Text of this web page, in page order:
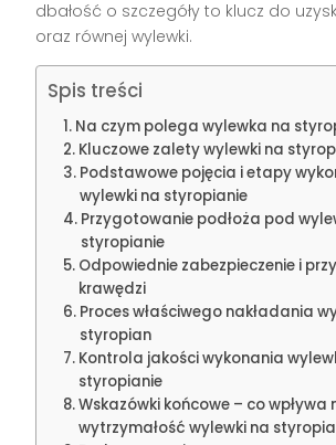
dbałość o szczegóły to klucz do
oraz równej wylewki.
Spis treści
Na czym polega wylewka na
Kluczowe zalety wylewki na
Podstawowe pojęcia i etapy
wylewki na styropianie
Przygotowanie podłoża pod
styropianie
Odpowiednie zabezpieczenie i
krawędzi
Proces właściwego nakładania
styropian
Kontrola jakości wykonania
styropianie
Wskazówki końcowe – co wpływa
wytrzymałość wylewki na